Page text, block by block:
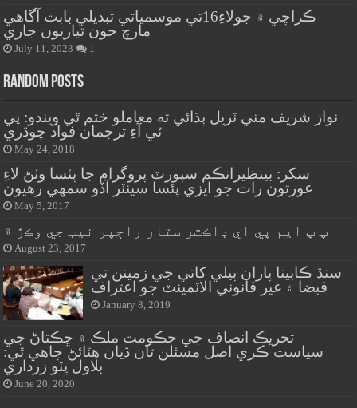
ڪراچي ۾ جولاءِ16تي موسمياتي تبديلي بابت آگاهي
مارچ جون تياريون جاري
July 11, 2023 1
Random Posts
نواز شريف مني ٽريل ٻڌائي ته معاملو ختم ٿي ويندو: پي
ٽي آءِ ترجمان فواد چوڌري
May 24, 2018
سکر: بينظيرانڪم سپورٽ پروگرام جا پئسا وٺڻ لاءِ
عورتون رات جو ايزي پئسا سينٽر آڏو سمهي رهيون
May 5, 2017
پ پ ايم پي اي ڊاڪٽر ستار راڄپر نيب جي وڪڙ ۾
August 23, 2017
سنڌ ڪابينا پاران ٻيلي کاتي جي زمينن تي
قبضا ۽ غير قانوني الاٽمينٽ جو اعتراف
January 8, 2019
تحريڪ انصاف جي حڪومت ملڪ ۾ ڇڪتاڻ جي
سياست ڪري اصل مسئلن تان ڌيان هٽائڻ چاهي ٿي:
بلاول ڀٽو زرداري
June 20, 2020